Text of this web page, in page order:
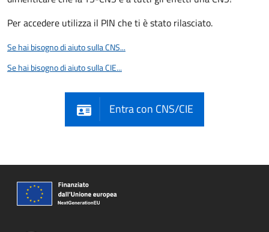
Per accedere utilizza il PIN che ti è stato rilasciato.
Se hai bisogno di aiuto sulla CNS...
Se hai bisogno di aiuto sulla CIE...
Entra con CNS/CIE